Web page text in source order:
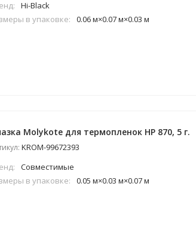
Hi-Black
в упаковке:
0.06 м×0.07 м×0.03 м
Molykote для термопленок HP 870, 5 г.
KROM-99672393
Совместимые
в упаковке:
0.05 м×0.03 м×0.07 м